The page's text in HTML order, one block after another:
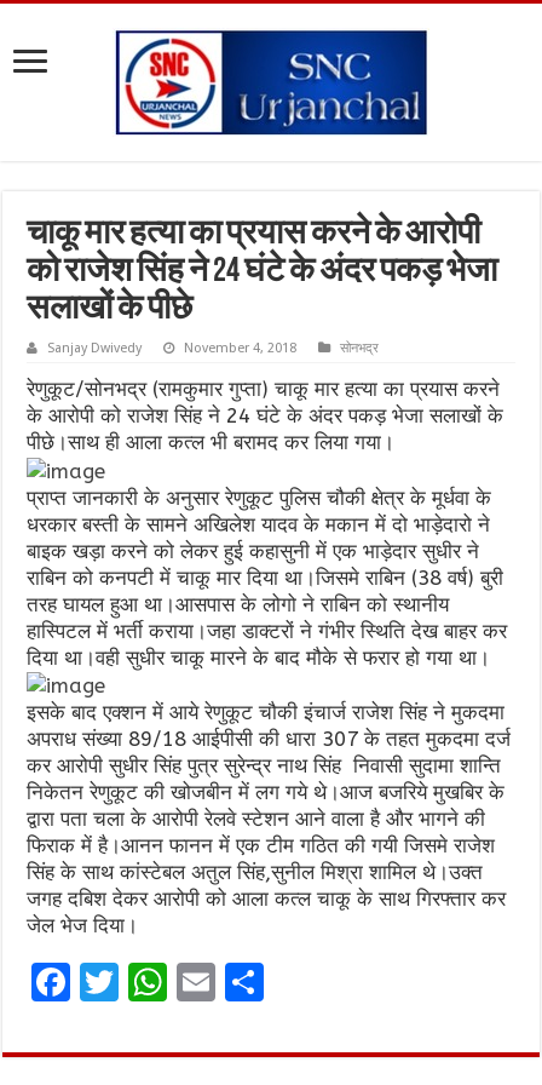
चाकू मार हत्या का प्रयास करने के आरोपी
को राजेश सिंह ने 24 घंटे के अंदर पकड़ भेजा
सलाखों के पीछे
Sanjay Dwivedy November 4, 2018 सोनभद्र
रेणुकूट/सोनभद्र (रामकुमार गुप्ता) चाकू मार हत्या का प्रयास करने
के आरोपी को राजेश सिंह ने 24 घंटे के अंदर पकड़ भेजा सलाखों के
पीछे।साथ ही आला कत्ल भी बरामद कर लिया गया।
प्राप्त जानकारी के अनुसार रेणुकूट पुलिस चौकी क्षेत्र के मूर्धवा के
धरकार बस्ती के सामने अखिलेश यादव के मकान में दो भाड़ेदारो ने
बाइक खड़ा करने को लेकर हुई कहासुनी में एक भाड़ेदार सुधीर ने
राबिन को कनपटी में चाकू मार दिया था।जिसमे राबिन (38 वर्ष) बुरी
तरह घायल हुआ था।आसपास के लोगो ने राबिन को स्थानीय
हास्पिटल में भर्ती कराया।जहा डाक्टरों ने गंभीर स्थिति देख बाहर कर
दिया था।वही सुधीर चाकू मारने के बाद मौके से फरार हो गया था।
इसके बाद एक्शन में आये रेणुकूट चौकी इंचार्ज राजेश सिंह ने मुकदमा
अपराध संख्या 89/18 आईपीसी की धारा 307 के तहत मुकदमा दर्ज
कर आरोपी सुधीर सिंह पुत्र सुरेन्द्र नाथ सिंह निवासी सुदामा शान्ति
निकेतन रेणुकूट की खोजबीन में लग गये थे।आज बजरिये मुखबिर के
द्वारा पता चला के आरोपी रेलवे स्टेशन आने वाला है और भागने की
फिराक में है।आनन फानन में एक टीम गठित की गयी जिसमे राजेश
सिंह के साथ कांस्टेबल अतुल सिंह,सुनील मिश्रा शामिल थे।उक्त
जगह दबिश देकर आरोपी को आला कत्ल चाकू के साथ गिरफ्तार कर
जेल भेज दिया।
F
ce
T
it
W
at
E
ai ar